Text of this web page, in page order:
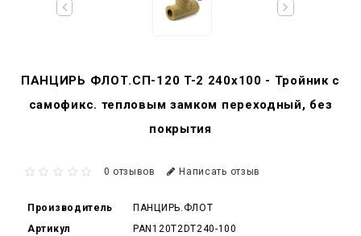
ПАНЦИРЬ ФЛОТ.СП-120 T-2 240x100 - Тройник c
самофикс. тепловым замком переходный, без
покрытия
0 отзывов Написать отзыв
Производитель
ПАНЦИРЬ.ФЛОТ
Артикул
PAN120T2DT240-100